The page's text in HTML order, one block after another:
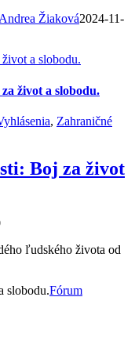
Andrea Žiaková2024-11-
a slobodu.
život a slobodu.
, Zahraničné
Boj za život
ľudského života od
slobodu.Fórum